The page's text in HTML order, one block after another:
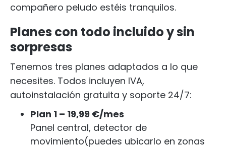
compañero peludo estéis tranquilos.
Planes con todo incluido y sin
sorpresas
Tenemos tres planes adaptados a lo que
necesites. Todos incluyen IVA,
autoinstalación gratuita y soporte 24/7:
Plan 1 – 19,99 €/mes
Panel central, detector de
movimiento(puedes ubicarlo en zonas